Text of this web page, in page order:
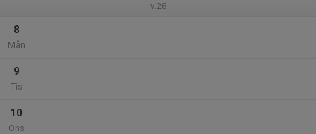
v.28
8
Mån
9
Tis
10
Ons